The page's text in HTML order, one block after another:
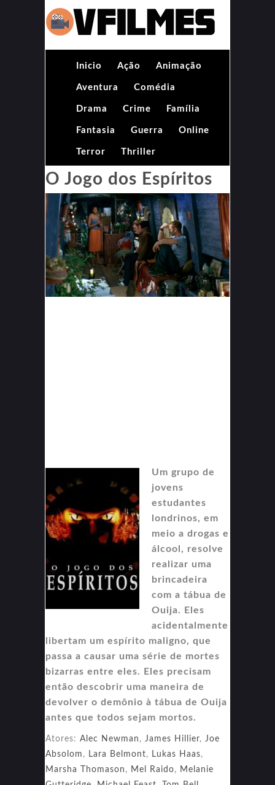
Inicio Ação Animação
Aventura Comédia
Drama Crime Família
Fantasia Guerra Online
Terror Thriller
O Jogo dos Espíritos
Um grupo de
jovens
estudantes
londrinos, em
meio a drogas e
álcool, resolve
realizar uma
brincadeira
com a tábua de
Ouija. Eles
acidentalmente
libertam um espírito maligno, que
passa a causar uma série de mortes
bizarras entre eles. Eles precisam
então descobrir uma maneira de
devolver o demônio à tábua de Ouija
antes que todos sejam mortos.
Atores: Alec Newman , James Hillier, Joe
Absolom , Lara Belmont, Lukas Haas,
Marsha Thomason , Mel Raido, Melanie